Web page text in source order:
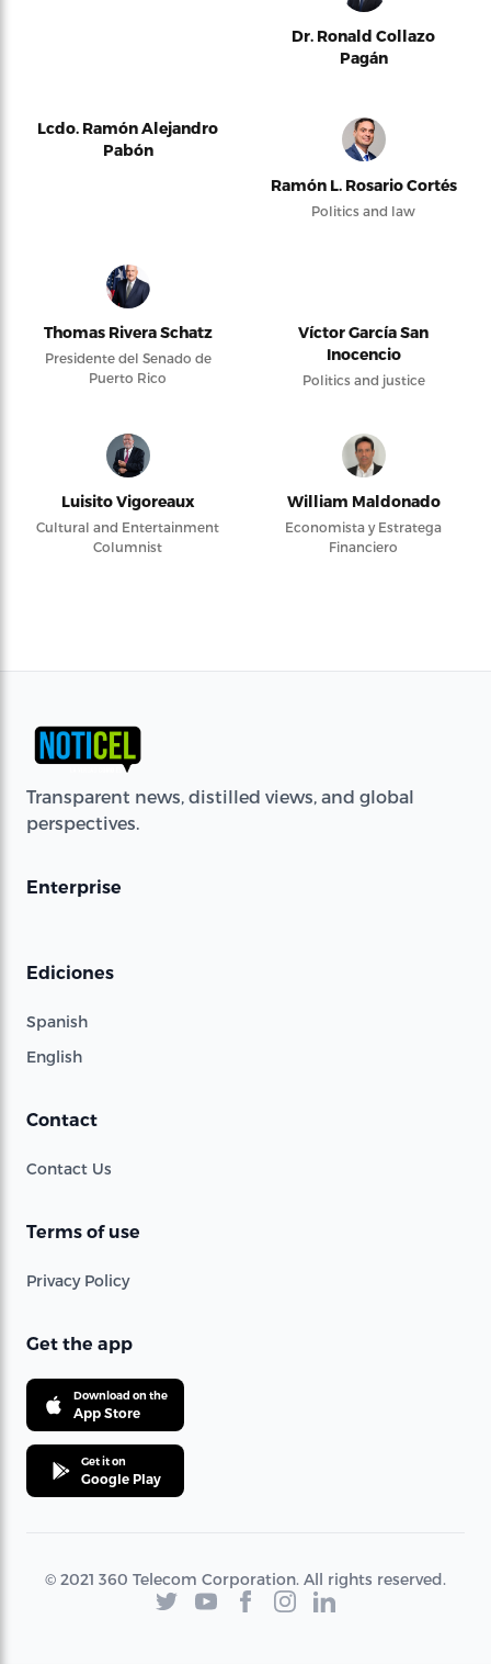
Dr. Ronald Collazo
Pagán
Lcdo. Ramón Alejandro
Pabón
Ramón L. Rosario Cortés
Politics and law
Thomas Rivera Schatz
Presidente del Senado de
Puerto Rico
Víctor García San
Inocencio
Politics and justice
Luisito Vigoreaux
Cultural and Entertainment
Columnist
William Maldonado
Economista y Estratega
Financiero
Transparent news, distilled views, and global
perspectives.
Enterprise
Ediciones
Spanish
English
Contact
Contact Us
Terms of use
Privacy Policy
Get the app
Download on the
App Store
Get it on
Google Play
© 2021 360 Telecom Corporation. All rights reserved.